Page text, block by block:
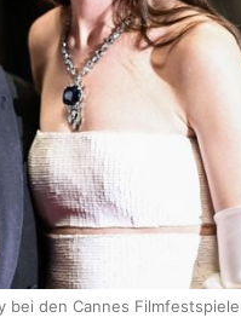
bei den Cannes